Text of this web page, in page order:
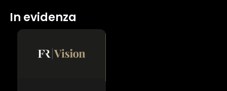
In evidenza